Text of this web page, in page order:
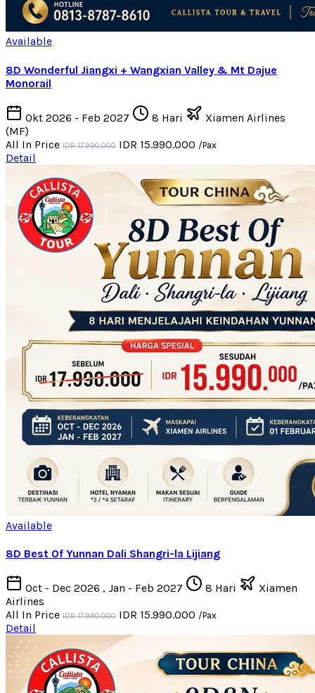
Available
8D Wonderful Jiangxi + Wangxian Valley & Mt Dajue
Monorail
Okt 2026 - Feb 2027 8 Hari
Xiamen Airlines
(MF)
All In Price IDR 17.990.000 IDR 15.990.000 /Pax
Detail
Available
8D Best Of Yunnan Dali Shangri-la Lijiang
Oct - Dec 2026 , Jan - Feb 2027 8 Hari
Xiamen
Airlines
All In Price IDR 17.990.000 IDR 15.990.000 /Pax
Detail